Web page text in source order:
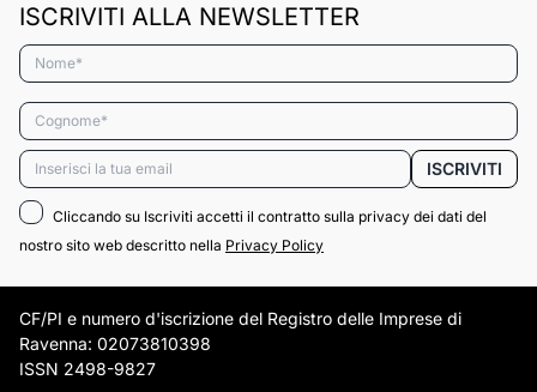
ISCRIVITI ALLA NEWSLETTER
Nome*
Cognome*
Email* ISCRIVITI
Cliccando su Iscriviti accetti il contratto sulla privacy dei dati del
nostro sito web descritto nella Privacy Policy
CF/PI e numero d'iscrizione del Registro delle Imprese di
Ravenna: 02073810398
ISSN 2498-9827